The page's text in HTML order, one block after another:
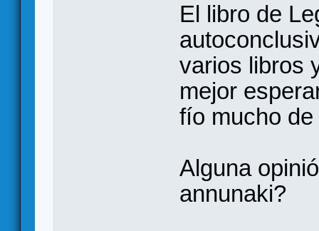
El libro de
varios libros
mejor
fío mucho
Alguna
annunaki?